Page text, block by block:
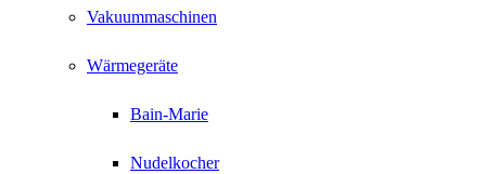
Vakuummaschinen
Wärmegeräte
Bain-Marie
Nudelkocher